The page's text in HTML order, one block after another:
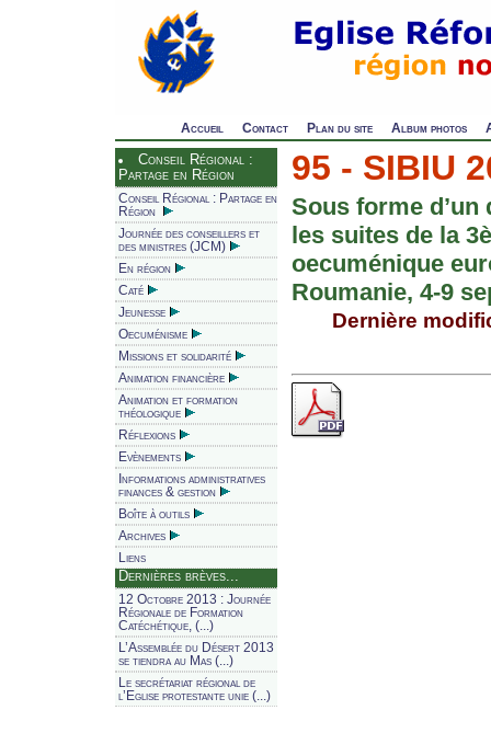
Accueil Contact Plan du site Album photos
Conseil Régional :
Partage en Région
Conseil Régional : Partage en
Région
Journée des conseillers et
des ministres (JCM)
En région
Caté
Jeunesse
Oecuménisme
Missions et solidarité
Animation financière
Animation et formation
théologique
Réflexions
Evènements
Informations administratives
finances & gestion
Boîte à outils
Archives
Liens
Dernières brèves...
12 Octobre 2013 : Journée
Régionale de Formation
Catéchétique, (...)
L’Assemblée du Désert 2013
se tiendra au Mas (...)
Le secrétariat régional de
l’Eglise protestante unie (...)
95 - SIBIU
Sous forme
les suites de la
oecuménique
Roumanie, 4-9
Dernière